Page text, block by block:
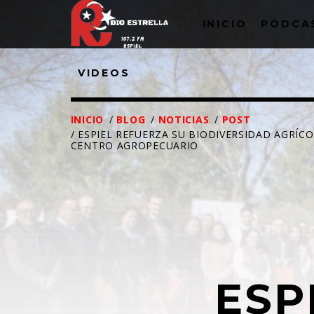
INICIO
VIDEOS
NOW ON AIR
INICIO /BLOG / NOTICIAS / POST
/ ESPIEL REFUERZA SU BIODIVERSIDAD
CENTRO AGROPECUARIO